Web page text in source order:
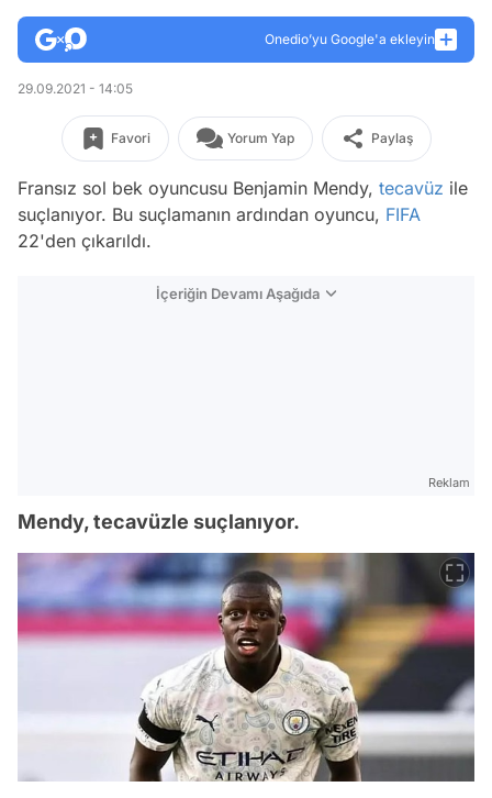
Onedio’yu Google'a ekleyin
29.09.2021 - 14:05
Favori Yorum Yap Paylaş
Fransız sol bek oyuncusu Benjamin Mendy, tecavüz ile
suçlanıyor. Bu suçlamanın ardından oyuncu, FIFA
22'den çıkarıldı.
İçeriğin Devamı Aşağıda
Reklam
Mendy, tecavüzle suçlanıyor.